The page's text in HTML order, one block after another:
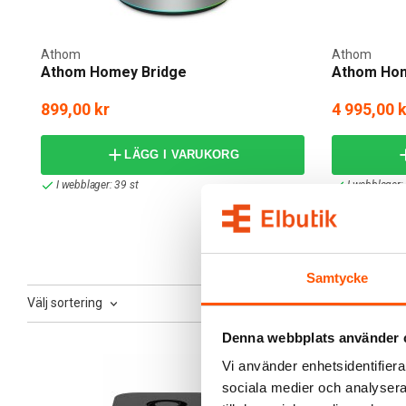
Samtycke
Denna webbplats använder
Vi använder
sociala medier och
säkerheten, optimera energiförbrukningen eller skapa
Trygg och Smidig E-handel
Hos Elbutik handlar du tryggt och enkelt med snabba
tillgång till den senaste tekniken. Med flexibla
Upptäck Athoms innovativa
Athom Homey Bridge
Athom
899,00 kr
LÄGG I VARUKORG
I webblager: 39 st
Athom
Athom
4 995,00
I webblager:
Välj sortering